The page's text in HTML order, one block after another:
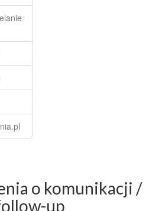
o komunikacji /
up